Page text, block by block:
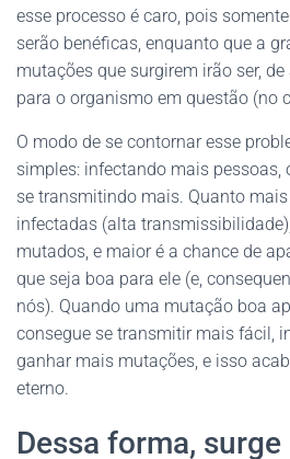
esse processo é caro, pois
serão benéficas, enquanto que a
mutações que surgirem irão ser,
para o organismo em questão (no
O modo de se contornar esse
simples: infectando mais pessoas,
se transmitindo mais. Quanto
infectadas (alta
mutados, e maior é a chance de
que seja boa para ele (e,
nós). Quando uma mutação boa
consegue se transmitir mais fácil,
ganhar mais mutações, e isso
eterno.
Dessa forma,